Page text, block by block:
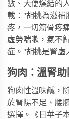
數、大便燥結的
載："胡桃為滋補
疼，一切筋骨疼
虛勞喘嗽，氣不
症。"胡桃是腎虛
狗肉：溫腎
狗肉性溫味鹹，
於腎陽不足、腰
選擇。《日華子